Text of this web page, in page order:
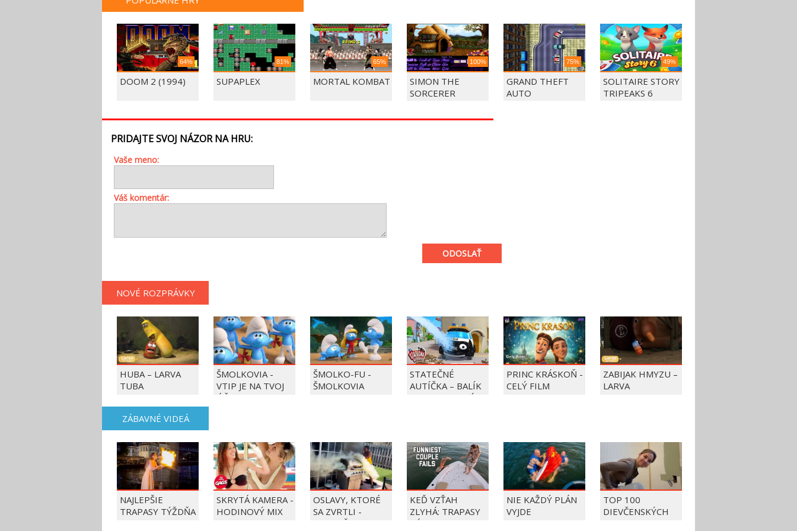
64%
DOOM 2 (1994)
81%
SUPAPLEX
65%
MORTAL KOMBAT
100%
SIMON THE
SORCERER
75%
GRAND THEFT
AUTO
49%
SOLITAIRE STORY
TRIPEAKS 6
PRIDAJTE SVOJ NÁZOR NA HRU:
Vaše meno:
Váš komentár:
ODOSLAŤ
NOVÉ ROZPRÁVKY
HUBA – LARVA
TUBA
ŠMOLKOVIA -
VTIP JE NA TVOJ
ÚČET
ŠMOLKO-FU -
ŠMOLKOVIA
STATEČNÉ
AUTÍČKA – BALÍK
PIERRE PRECLÍK
PRINC KRÁSKOŇ -
CELÝ FILM
ZABIJAK HMYZU –
LARVA
ZÁBAVNÉ VIDEÁ
NAJLEPŠIE
TRAPASY TÝŽDŇA
SKRYTÁ KAMERA -
HODINOVÝ MIX
OSLAVY, KTORÉ
SA ZVRTLI -
NAJLEPŠIE
KEĎ VZŤAH
ZLYHÁ: TRAPASY
PÁROV
NIE KAŽDÝ PLÁN
VYJDE
TOP 100
DIEVČENSKÝCH